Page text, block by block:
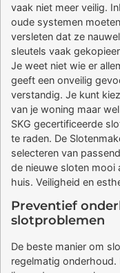
vaak niet meer veilig.
oude systemen
versleten dat ze
sleutels vaak
Je weet niet wie er
geeft een onveilig
verstandig. Je kunt
van je woning maar
SKG gecertificeerde
te raden. De
selecteren van
de nieuwe sloten mooi
huis. Veiligheid en
Preventief
slotproblemen
De beste manier om
regelmatig